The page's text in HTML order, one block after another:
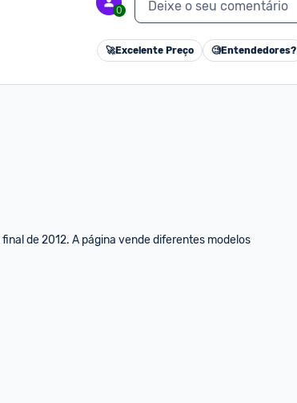
0 Deixe o seu comentário
🚀Excelente Preço 🧐Entendedores?
de 2012. A página vende diferentes modelos